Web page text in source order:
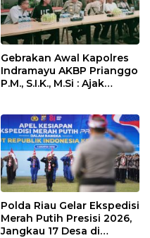
Gebrakan Awal Kapolres
Indramayu AKBP Prianggo
P.M., S.I.K., M.Si : Ajak
Polda Riau Gelar Ekspedisi
Merah Putih Presisi 2026,
Jangkau 17 Desa di